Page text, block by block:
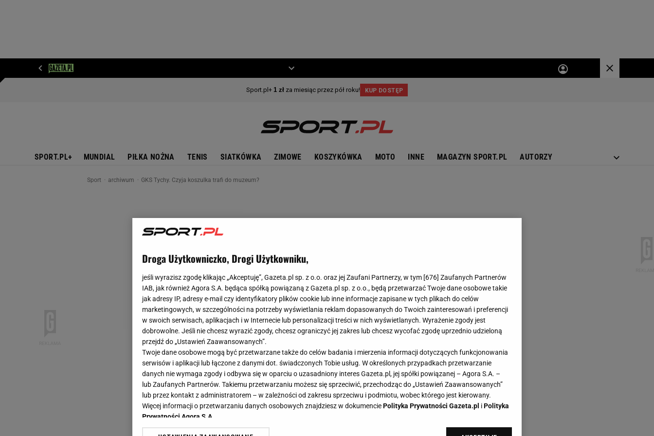
SPORT.PL+ MUNDIAL PIŁKA NOŻNA TENIS SIATKÓWKA ZIMOWE KOSZYKÓWKA MOTO INNE MAGAZYN SPORT.PL AUTORZY
Sport archiwum GKS Tychy. Czyja koszulka trafi do muzeum?
Droga Użytkowniczko, Drogi Użytkowniku,
jeśli wyrazisz zgodę klikając „Akceptuję”, Gazeta.pl sp. z o.o. oraz jej Zaufani Partnerzy, w tym [676] Zaufanych Partnerów
IAB, jak również Agora S.A. będąca spółką powiązaną z Gazeta.pl sp. z o.o., będą przetwarzać Twoje dane osobowe takie
jak adresy IP, adresy e-mail czy identyfikatory plików cookie lub inne informacje zapisane w tych plikach do celów
marketingowych, w szczególności na potrzeby wyświetlania reklam dopasowanych do Twoich zainteresowań i preferencji
w swoich serwisach, aplikacjach i w Internecie lub personalizacji treści w nich wyświetlanych. Wyrażenie zgody jest
dobrowolne. Jeśli nie chcesz wyrazić zgody, chcesz ograniczyć jej zakres lub chcesz wycofać zgodę uprzednio udzieloną
przejdź do „Ustawień Zaawansowanych”.
Twoje dane osobowe mogą być przetwarzane także do celów badania i mierzenia informacji dotyczących funkcjonowania
serwisów i aplikacji lub łączone z danymi dot. świadczonych Tobie usług. W określonych przypadkach przetwarzanie
danych nie wymaga zgody i odbywa się w oparciu o uzasadniony interes Gazeta.pl, jej spółki powiązanej – Agora S.A. –
lub Zaufanych Partnerów. Takiemu przetwarzaniu możesz się sprzeciwić, przechodząc do „Ustawień Zaawansowanych”
lub przez kontakt z administratorem – w zależności od zakresu sprzeciwu i podmiotu, wobec którego jest kierowany.
Więcej informacji o przetwarzaniu danych osobowych znajdziesz w dokumenciePolityka Prywatności Gazeta.pl iPolityka
Prywatności Agora S.A.